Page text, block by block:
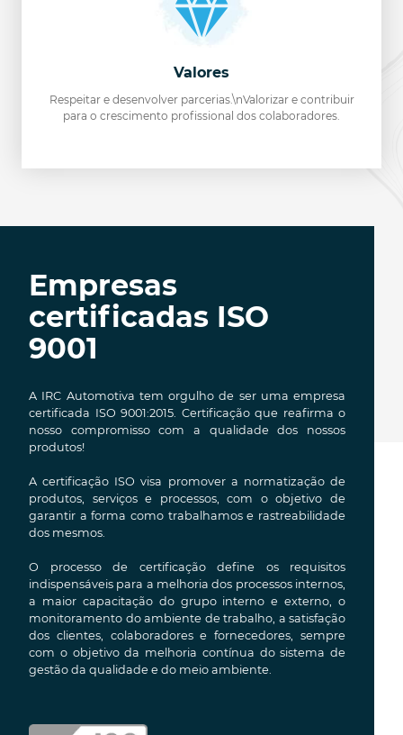
Valores
Respeitar e desenvolver parcerias.\nValorizar e contribuir
para o crescimento profissional dos colaboradores.
Empresas
certificadas ISO
9001
A IRC Automotiva tem orgulho de ser uma empresa
certificada ISO 9001:2015. Certificação que reafirma o
nosso compromisso com a qualidade dos nossos
produtos!
A certificação ISO visa promover a normatização de
produtos, serviços e processos, com o objetivo de
garantir a forma como trabalhamos e rastreabilidade
dos mesmos.
O processo de certificação define os requisitos
indispensáveis para a melhoria dos processos internos,
a maior capacitação do grupo interno e externo, o
monitoramento do ambiente de trabalho, a satisfação
dos clientes, colaboradores e fornecedores, sempre
com o objetivo da melhoria contínua do sistema de
gestão da qualidade e do meio ambiente.